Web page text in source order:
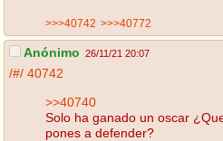
>>>40742 >>>40772
Anónimo 26/11/21 20:07
/#/ 40742
>>40740
Solo ha ganado un oscar
pones a defender?